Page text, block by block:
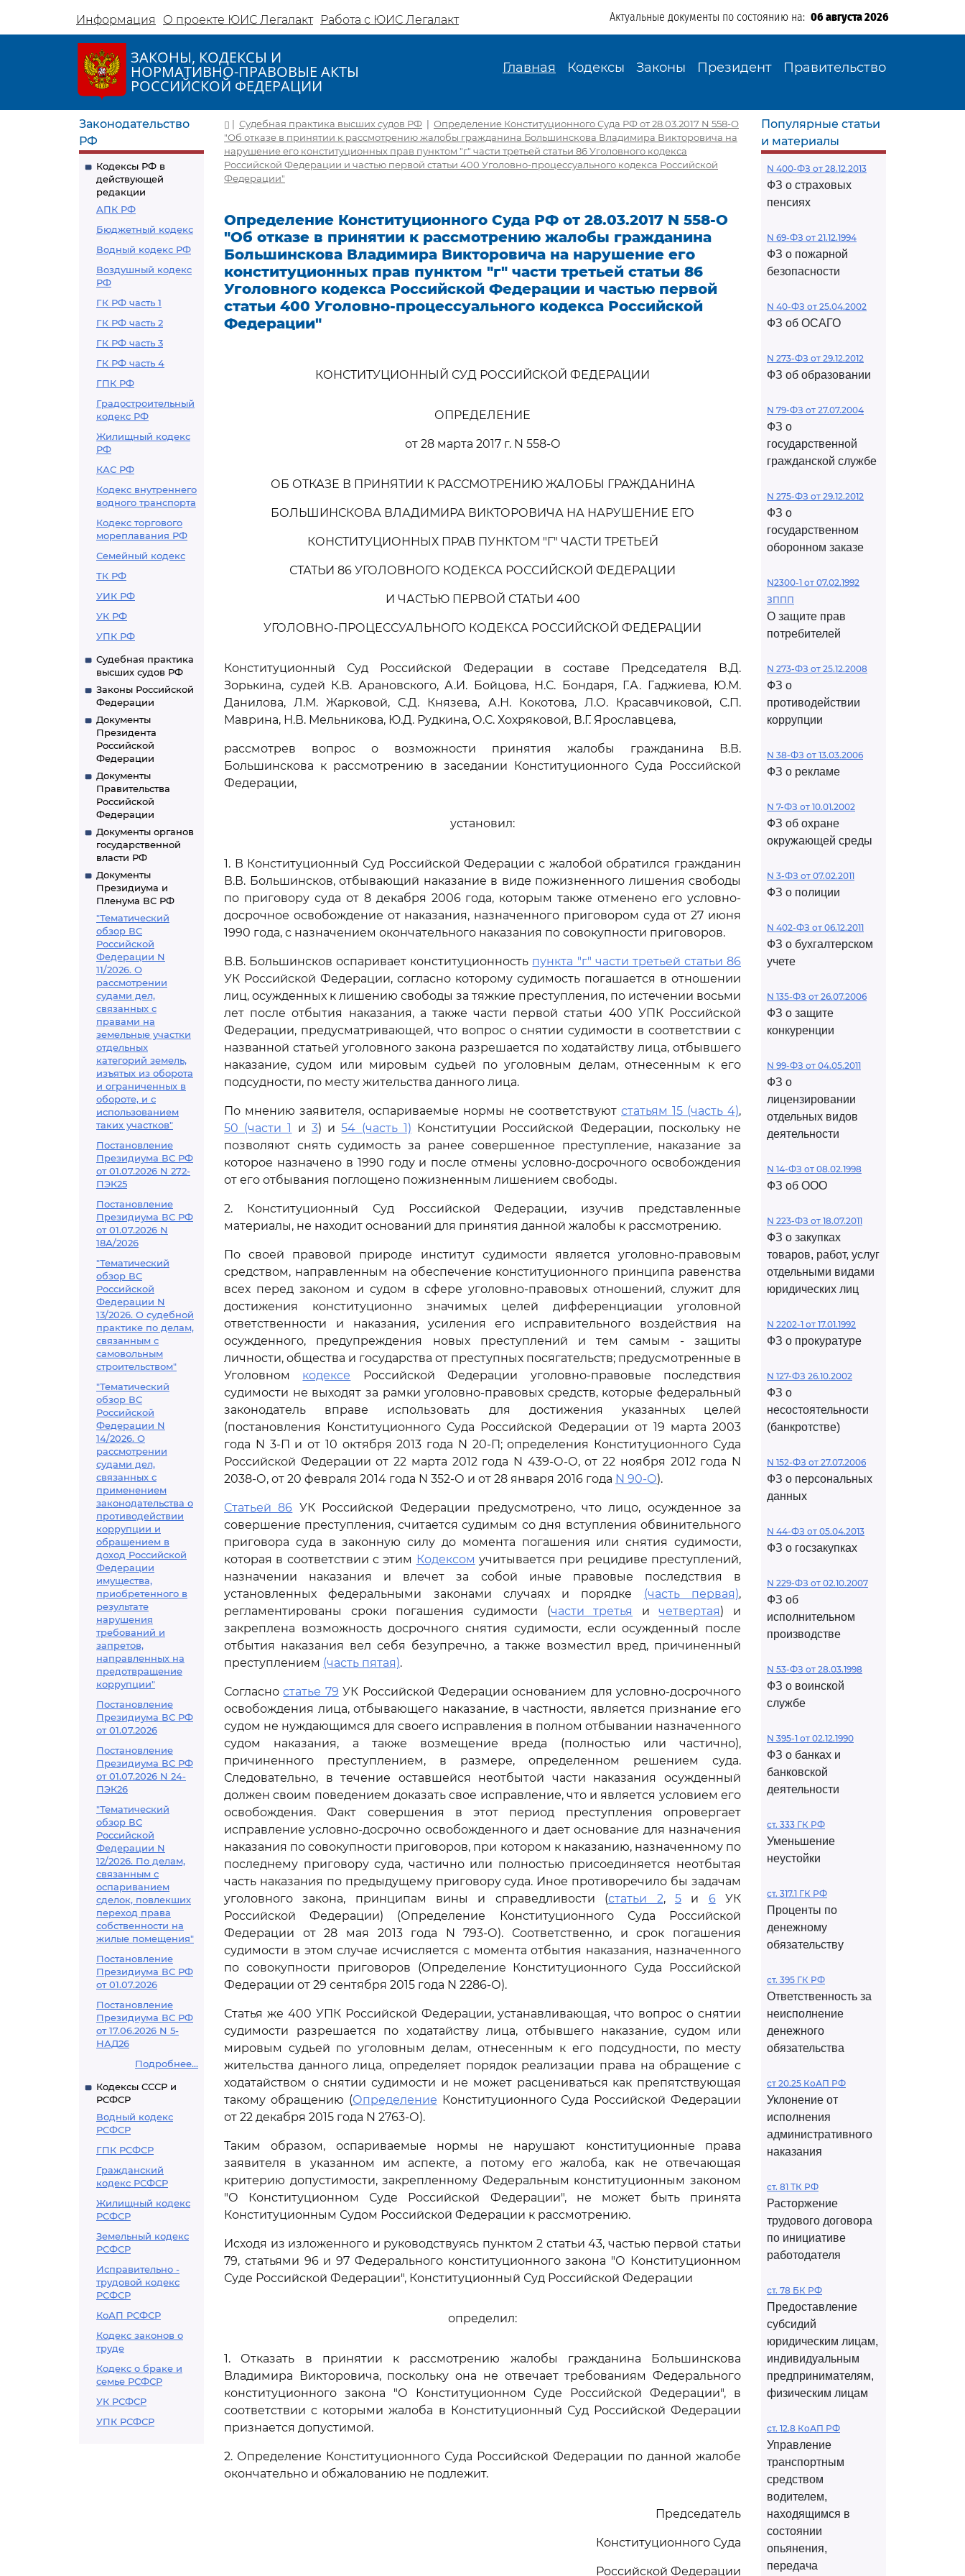
Информация О проекте ЮИС Легалакт Работа с ЮИС Легалакт Актуальные документы по состоянию на: 06 августа 2026
ЗАКОНЫ, КОДЕКСЫ И
НОРМАТИВНО-ПРАВОВЫЕ АКТЫ
РОССИЙСКОЙ ФЕДЕРАЦИИ
Главная Кодексы Законы Президент Правительство
Законодательство
РФ
Кодексы РФ в
действующей
редакции
АПК РФ
Бюджетный кодекс
Водный кодекс РФ
Воздушный кодекс
РФ
ГК РФ часть 1
ГК РФ часть 2
ГК РФ часть 3
ГК РФ часть 4
ГПК РФ
Градостроительный
кодекс РФ
Жилищный кодекс
РФ
КАС РФ
Кодекс внутреннего
водного транспорта
Кодекс торгового
мореплавания РФ
Семейный кодекс
ТК РФ
УИК РФ
УК РФ
УПК РФ
Судебная практика
высших судов РФ
Законы Российской
Федерации
Документы
Президента
Российской
Федерации
Документы
Правительства
Российской
Федерации
Документы органов
государственной
власти РФ
Документы
Президиума и
Пленума ВС РФ
"Тематический
обзор ВС
Российской
Федерации N
11/2026. О
рассмотрении
судами дел,
связанных с
правами на
земельные участки
отдельных
категорий земель,
изъятых из оборота
и ограниченных в
обороте, и с
использованием
таких участков"
Постановление
Президиума ВС РФ
от 01.07.2026 N 272-
ПЭК25
Постановление
Президиума ВС РФ
от 01.07.2026 N
18А/2026
"Тематический
обзор ВС
Российской
Федерации N
13/2026. О судебной
практике по делам,
связанным с
самовольным
строительством"
"Тематический
обзор ВС
Российской
Федерации N
14/2026. О
рассмотрении
судами дел,
связанных с
применением
законодательства о
противодействии
коррупции и
обращением в
доход Российской
Федерации
имущества,
приобретенного в
результате
нарушения
требований и
запретов,
направленных на
предотвращение
коррупции"
Постановление
Президиума ВС РФ
от 01.07.2026
Постановление
Президиума ВС РФ
от 01.07.2026 N 24-
ПЭК26
"Тематический
обзор ВС
Российской
Федерации N
12/2026. По делам,
связанным с
оспариванием
сделок, повлекших
переход права
собственности на
жилые помещения"
Постановление
Президиума ВС РФ
от 01.07.2026
Постановление
Президиума ВС РФ
от 17.06.2026 N 5-
НАД26
Подробнее...
Кодексы СССР и
РСФСР
Водный кодекс
РСФСР
ГПК РСФСР
Гражданский
кодекс РСФСР
Жилищный кодекс
РСФСР
Земельный кодекс
РСФСР
Исправительно -
трудовой кодекс
РСФСР
КоАП РСФСР
Кодекс законов о
труде
Кодекс о браке и
семье РСФСР
УК РСФСР
УПК РСФСР
| Судебная практика высших судов РФ | Определение Конституционного Суда РФ от 28.03.2017 N 558-О
"Об отказе в принятии к рассмотрению жалобы гражданина Большинскова Владимира Викторовича на
нарушение его конституционных прав пунктом "г" части третьей статьи 86 Уголовного кодекса
Российской Федерации и частью первой статьи 400 Уголовно-процессуального кодекса Российской
Федерации"
Определение Конституционного Суда РФ от 28.03.2017 N 558-О
"Об отказе в принятии к рассмотрению жалобы гражданина
Большинскова Владимира Викторовича на нарушение его
конституционных прав пунктом "г" части третьей статьи 86
Уголовного кодекса Российской Федерации и частью первой
статьи 400 Уголовно-процессуального кодекса Российской
Федерации"
КОНСТИТУЦИОННЫЙ СУД РОССИЙСКОЙ ФЕДЕРАЦИИ
ОПРЕДЕЛЕНИЕ
от 28 марта 2017 г. N 558-О
ОБ ОТКАЗЕ В ПРИНЯТИИ К РАССМОТРЕНИЮ ЖАЛОБЫ ГРАЖДАНИНА
БОЛЬШИНСКОВА ВЛАДИМИРА ВИКТОРОВИЧА НА НАРУШЕНИЕ ЕГО
КОНСТИТУЦИОННЫХ ПРАВ ПУНКТОМ "Г" ЧАСТИ ТРЕТЬЕЙ
СТАТЬИ 86 УГОЛОВНОГО КОДЕКСА РОССИЙСКОЙ ФЕДЕРАЦИИ
И ЧАСТЬЮ ПЕРВОЙ СТАТЬИ 400
УГОЛОВНО-ПРОЦЕССУАЛЬНОГО КОДЕКСА РОССИЙСКОЙ ФЕДЕРАЦИИ
Конституционный Суд Российской Федерации в составе Председателя В.Д.
Зорькина, судей К.В. Арановского, А.И. Бойцова, Н.С. Бондаря, Г.А. Гаджиева, Ю.М.
Данилова, Л.М. Жарковой, С.Д. Князева, А.Н. Кокотова, Л.О. Красавчиковой, С.П.
Маврина, Н.В. Мельникова, Ю.Д. Рудкина, О.С. Хохряковой, В.Г. Ярославцева,
рассмотрев вопрос о возможности принятия жалобы гражданина В.В.
Большинскова к рассмотрению в заседании Конституционного Суда Российской
Федерации,
установил:
1. В Конституционный Суд Российской Федерации с жалобой обратился гражданин
В.В. Большинсков, отбывающий наказание в виде пожизненного лишения свободы
по приговору суда от 8 декабря 2006 года, которым также отменено его условно-
досрочное освобождение от наказания, назначенного приговором суда от 27 июня
1990 года, с назначением окончательного наказания по совокупности приговоров.
В.В. Большинсков оспаривает конституционность пункта "г" части третьей статьи 86
УК Российской Федерации, согласно которому судимость погашается в отношении
лиц, осужденных к лишению свободы за тяжкие преступления, по истечении восьми
лет после отбытия наказания, а также части первой статьи 400 УПК Российской
Федерации, предусматривающей, что вопрос о снятии судимости в соответствии с
названной статьей уголовного закона разрешается по ходатайству лица, отбывшего
наказание, судом или мировым судьей по уголовным делам, отнесенным к его
подсудности, по месту жительства данного лица.
По мнению заявителя, оспариваемые нормы не соответствуют статьям 15 (часть 4),
50 (части 1
и 3) и54 (часть 1) Конституции Российской Федерации, поскольку не
позволяют снять судимость за ранее совершенное преступление, наказание за
которое назначено в 1990 году и после отмены условно-досрочного освобождения
от его отбывания поглощено пожизненным лишением свободы.
2. Конституционный Суд Российской Федерации, изучив представленные
материалы, не находит оснований для принятия данной жалобы к рассмотрению.
По своей правовой природе институт судимости является уголовно-правовым
средством, направленным на обеспечение конституционного принципа равенства
всех перед законом и судом в сфере уголовно-правовых отношений, служит для
достижения конституционно значимых целей дифференциации уголовной
ответственности и наказания, усиления его исправительного воздействия на
осужденного, предупреждения новых преступлений и тем самым - защиты
личности, общества и государства от преступных посягательств; предусмотренные в
Уголовном кодексе Российской Федерации уголовно-правовые последствия
судимости не выходят за рамки уголовно-правовых средств, которые федеральный
законодатель вправе использовать для достижения указанных целей
(постановления Конституционного Суда Российской Федерации от 19 марта 2003
года N 3-П и от 10 октября 2013 года N 20-П; определения Конституционного Суда
Российской Федерации от 22 марта 2012 года N 439-О-О, от 22 ноября 2012 года N
2038-О, от 20 февраля 2014 года N 352-О и от 28 января 2016 года N 90-О).
Статьей 86 УК Российской Федерации предусмотрено, что лицо, осужденное за
совершение преступления, считается судимым со дня вступления обвинительного
приговора суда в законную силу до момента погашения или снятия судимости,
которая в соответствии с этим Кодексом учитывается при рецидиве преступлений,
назначении наказания и влечет за собой иные правовые последствия в
установленных федеральными законами случаях и порядке (часть первая),
регламентированы сроки погашения судимости (части третья ичетвертая) и
закреплена возможность досрочного снятия судимости, если осужденный после
отбытия наказания вел себя безупречно, а также возместил вред, причиненный
преступлением (часть пятая).
Согласностатье 79 УК Российской Федерации основанием для условно-досрочного
освобождения лица, отбывающего наказание, в частности, является признание его
судом не нуждающимся для своего исправления в полном отбывании назначенного
судом наказания, а также возмещение вреда (полностью или частично),
причиненного преступлением, в размере, определенном решением суда.
Следовательно, в течение оставшейся неотбытой части наказания осужденный
должен своим поведением доказать свое исправление, что и является условием его
освобождения. Факт совершения в этот период преступления опровергает
исправление условно-досрочно освобожденного и дает основание для назначения
наказания по совокупности приговоров, при котором к наказанию, назначенному по
последнему приговору суда, частично или полностью присоединяется неотбытая
часть наказания по предыдущему приговору суда. Иное противоречило бы задачам
уголовного закона, принципам вины и справедливости (статьи 2, 5и 6УК
Российской Федерации) (Определение Конституционного Суда Российской
Федерации от 28 мая 2013 года N 793-О). Соответственно, и срок погашения
судимости в этом случае исчисляется с момента отбытия наказания, назначенного
по совокупности приговоров (Определение Конституционного Суда Российской
Федерации от 29 сентября 2015 года N 2286-О).
Статья же 400 УПК Российской Федерации, устанавливающая, что вопрос о снятии
судимости разрешается по ходатайству лица, отбывшего наказание, судом или
мировым судьей по уголовным делам, отнесенным к его подсудности, по месту
жительства данного лица, определяет порядок реализации права на обращение с
ходатайством о снятии судимости и не может расцениваться как препятствующая
такому обращению (Определение Конституционного Суда Российской Федерации
от 22 декабря 2015 года N 2763-О).
Таким образом, оспариваемые нормы не нарушают конституционные права
заявителя в указанном им аспекте, а потому его жалоба, как не отвечающая
критерию допустимости, закрепленному Федеральным конституционным законом
"О Конституционном Суде Российской Федерации", не может быть принята
Конституционным Судом Российской Федерации к рассмотрению.
Исходя из изложенного и руководствуясь пунктом 2 статьи 43, частью первой статьи
79, статьями 96 и 97 Федерального конституционного закона "О Конституционном
Суде Российской Федерации", Конституционный Суд Российской Федерации
определил:
1. Отказать в принятии к рассмотрению жалобы гражданина Большинскова
Владимира Викторовича, поскольку она не отвечает требованиям Федерального
конституционного закона "О Конституционном Суде Российской Федерации", в
соответствии с которыми жалоба в Конституционный Суд Российской Федерации
признается допустимой.
2. Определение Конституционного Суда Российской Федерации по данной жалобе
окончательно и обжалованию не подлежит.
Председатель
Конституционного Суда
Российской Федерации
Популярные статьи
и материалы
N 400-ФЗ от 28.12.2013
ФЗ о страховых
пенсиях
N 69-ФЗ от 21.12.1994
ФЗ о пожарной
безопасности
N 40-ФЗ от 25.04.2002
ФЗ об ОСАГО
N 273-ФЗ от 29.12.2012
ФЗ об образовании
N 79-ФЗ от 27.07.2004
ФЗ о
государственной
гражданской службе
N 275-ФЗ от 29.12.2012
ФЗ о
государственном
оборонном заказе
N2300-1 от 07.02.1992
ЗППП
О защите прав
потребителей
N 273-ФЗ от 25.12.2008
ФЗ о
противодействии
коррупции
N 38-ФЗ от 13.03.2006
ФЗ о рекламе
N 7-ФЗ от 10.01.2002
ФЗ об охране
окружающей среды
N 3-ФЗ от 07.02.2011
ФЗ о полиции
N 402-ФЗ от 06.12.2011
ФЗ о бухгалтерском
учете
N 135-ФЗ от 26.07.2006
ФЗ о защите
конкуренции
N 99-ФЗ от 04.05.2011
ФЗ о
лицензировании
отдельных видов
деятельности
N 14-ФЗ от 08.02.1998
ФЗ об ООО
N 223-ФЗ от 18.07.2011
ФЗ о закупках
товаров, работ, услуг
отдельными видами
юридических лиц
N 2202-1 от 17.01.1992
ФЗ о прокуратуре
N 127-ФЗ 26.10.2002
ФЗ о
несостоятельности
(банкротстве)
N 152-ФЗ от 27.07.2006
ФЗ о персональных
данных
N 44-ФЗ от 05.04.2013
ФЗ о госзакупках
N 229-ФЗ от 02.10.2007
ФЗ об
исполнительном
производстве
N 53-ФЗ от 28.03.1998
ФЗ о воинской
службе
N 395-1 от 02.12.1990
ФЗ о банках и
банковской
деятельности
ст. 333 ГК РФ
Уменьшение
неустойки
ст. 317.1 ГК РФ
Проценты по
денежному
обязательству
ст. 395 ГК РФ
Ответственность за
неисполнение
денежного
обязательства
ст 20.25 КоАП РФ
Уклонение от
исполнения
административного
наказания
ст. 81 ТК РФ
Расторжение
трудового договора
по инициативе
работодателя
ст. 78 БК РФ
Предоставление
субсидий
юридическим лицам,
индивидуальным
предпринимателям,
физическим лицам
ст. 12.8 КоАП РФ
Управление
транспортным
средством
водителем,
находящимся в
состоянии
опьянения,
передача